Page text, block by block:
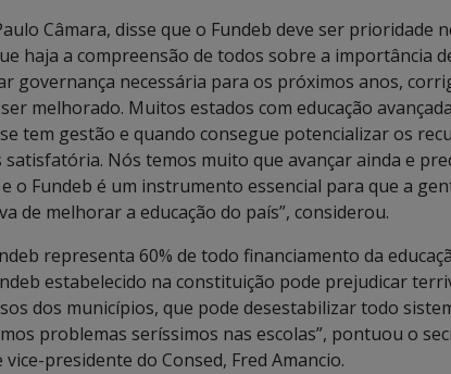
Câmara, disse que o Fundeb deve ser prioridade
haja a compreensão de todos sobre a importância
governança necessária para os próximos anos,
melhorado. Muitos estados com educação
tem gestão e quando consegue potencializar os
Nós temos muito que avançar ainda e
o Fundeb é um instrumento essencial para que a
de melhorar a educação do país”, considerou.
representa 60% de todo financiamento da
estabelecido na constituição pode prejudicar
dos municípios, que pode desestabilizar todo
problemas seríssimos nas escolas”, pontuou o
presidente do Consed, Fred Amancio.